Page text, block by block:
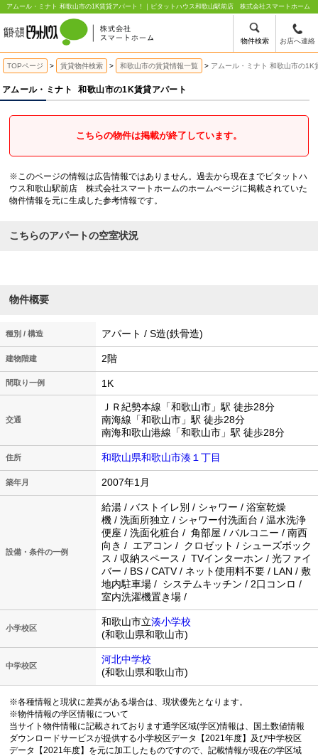
物件検索 お店へ連絡
アムール・ミナト 和歌山市の1K賃貸アパート！｜ピタットハウス和歌山駅前店 株式会社スマートホーム
TOPページ 賃貸物件検索 和歌山市の賃貸情報一覧 アムール・ミナト 和歌山市の1K
アムール・ミナト 和歌山市の1K賃貸アパート
こちらの物件は掲載が終了しています。
※このページの情報は広告情報ではありません。過去から現在までピタットハ
ウス和歌山駅前店 株式会社スマートホームのホームぺージに掲載されていた
物件情報を元に生成した参考情報です。
こちらのアパートの空室状況
物件概要
種別 / 構造 アパート / S造(鉄骨造)
建物階建 2階
間取り一例 1K
交通
ＪＲ紀勢本線「和歌山市」駅 徒歩28分
南海線「和歌山市」駅 徒歩28分
南海和歌山港線「和歌山市」駅 徒歩28分
住所 和歌山県和歌山市湊１丁目
築年月 2007年1月
設備・条件の一例
給湯 / バストイレ別 / シャワー / 浴室乾燥
機 / 洗面所独立 / シャワー付洗面台 / 温水洗浄
便座 / 洗面化粧台 / 角部屋 / バルコニー / 南西
向き / エアコン / クロゼット / シューズボック
ス / 収納スペース / TVインターホン / 光ファイ
バー / BS / CATV / ネット使用料不要 / LAN / 敷
地内駐車場 / システムキッチン / 2口コンロ /
室内洗濯機置き場 /
小学校区
和歌山市立湊小学校
(和歌山県和歌山市)
中学校区
河北中学校
(和歌山県和歌山市)
※各種情報と現状に差異がある場合は、現状優先となります。
※物件情報の学区情報について
当サイト物件情報に記載されております通学区域(学区)情報は、国土数値情報
ダウンロードサービスが提供する小学校区データ【2021年度】及び中学校区
データ【2021年度】を元に加工したものですので、記載情報が現在の学区域